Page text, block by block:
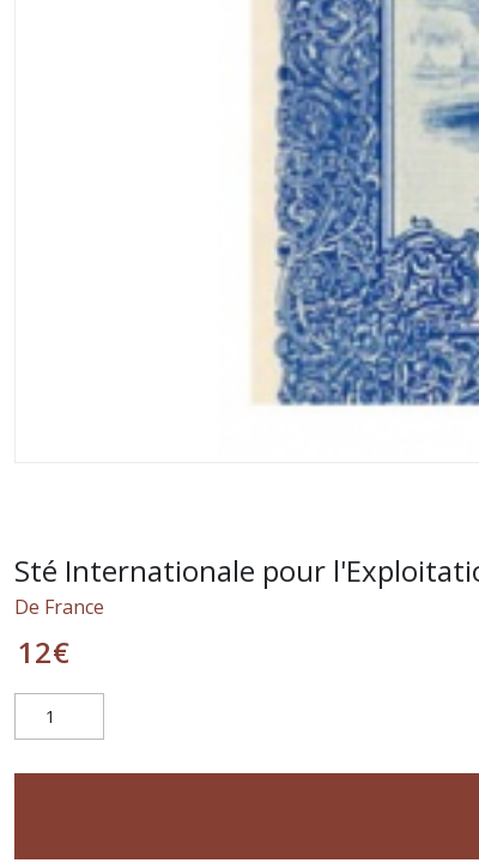
Sté Internationale pour
De France
12€